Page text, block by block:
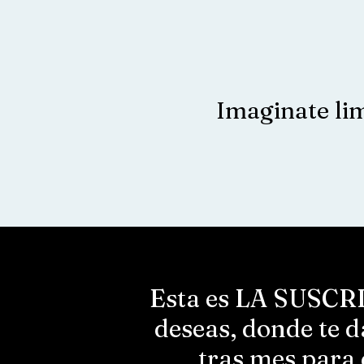
Imaginate
Esta es LA
deseas, donde te